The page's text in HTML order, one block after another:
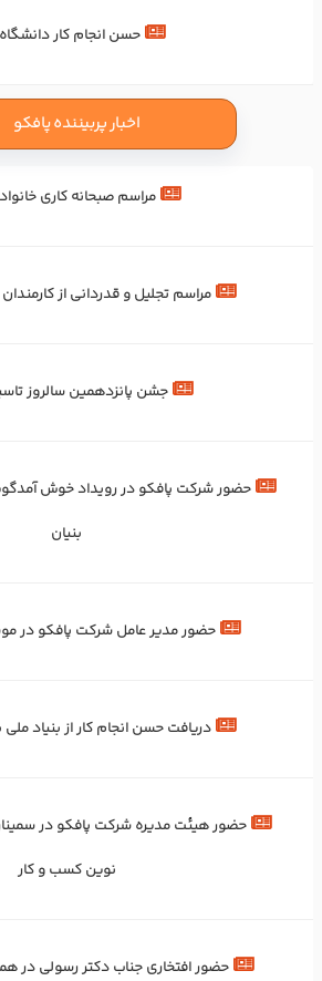
حسن انجام کار
اخبار پربیننده پافکو
مراسم صبحانه کاری
مراسم تجلیل و قدردانی از کارمندان
جشن پانزدهمین سالروز
حضور شرکت پافکو در رویداد خوش
بنیان
حضور مدیر عامل شرکت پافکو در
دریافت حسن انجام کار از بنیاد ملی
حضور هیئت مدیره شرکت پافکو در
نوین کسب و کار
حضور افتخاری جناب دکتر رسولی در